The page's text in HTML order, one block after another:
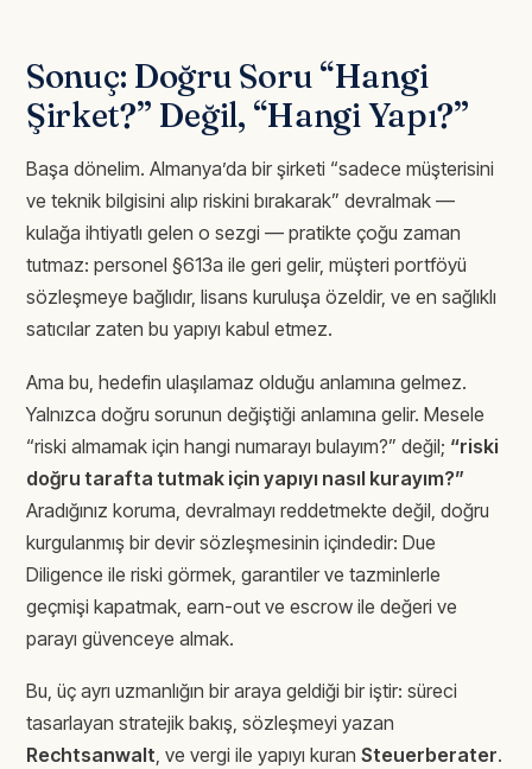
Sonuç: Doğru Soru “Hangi
Şirket?” Değil, “Hangi Yapı?”
Başa dönelim. Almanya’da bir şirketi “sadece müşterisini
ve teknik bilgisini alıp riskini bırakarak” devralmak —
kulağa ihtiyatlı gelen o sezgi — pratikte çoğu zaman
tutmaz: personel §613a ile geri gelir, müşteri portföyü
sözleşmeye bağlıdır, lisans kuruluşa özeldir, ve en sağlıklı
satıcılar zaten bu yapıyı kabul etmez.
Ama bu, hedefin ulaşılamaz olduğu anlamına gelmez.
Yalnızca doğru sorunun değiştiği anlamına gelir. Mesele
“riski almamak için hangi numarayı bulayım?” değil; “riski
doğru tarafta tutmak için yapıyı nasıl kurayım?”
Aradığınız koruma, devralmayı reddetmekte değil, doğru
kurgulanmış bir devir sözleşmesinin içindedir: Due
Diligence ile riski görmek, garantiler ve tazminlerle
geçmişi kapatmak, earn-out ve escrow ile değeri ve
parayı güvenceye almak.
Bu, üç ayrı uzmanlığın bir araya geldiği bir iştir: süreci
tasarlayan stratejik bakış, sözleşmeyi yazan
Rechtsanwalt, ve vergi ile yapıyı kuran Steuerberater.